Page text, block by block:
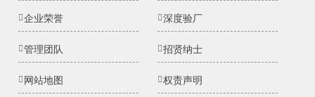
企业荣誉 深度验厂
管理团队 招贤纳士
网站地图 权责声明